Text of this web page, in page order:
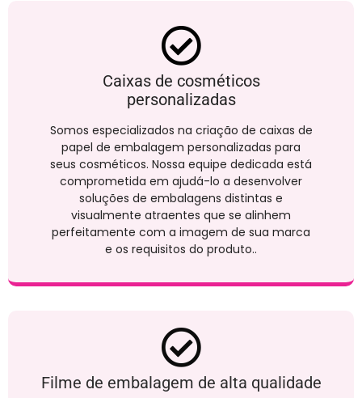
Caixas de cosméticos
personalizadas
Somos especializados na criação de caixas de
papel de embalagem personalizadas para
seus cosméticos. Nossa equipe dedicada está
comprometida em ajudá-lo a desenvolver
soluções de embalagens distintas e
visualmente atraentes que se alinhem
perfeitamente com a imagem de sua marca
e os requisitos do produto..
Filme de embalagem de alta qualidade